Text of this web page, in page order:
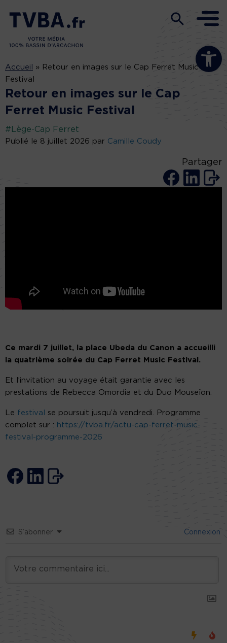
Ouvrir la
Accueil » Retour en images sur le Cap Ferret Music
Festival
Retour en images sur le Cap
Ferret Music Festival
#Lège-Cap Ferret
Publié le 8 juillet 2026 par Camille Coudy
Partager
Ce mardi 7 juillet, la place Ubeda du Canon a accueilli
la quatrième soirée du Cap Ferret Music Festival.
Et l’invitation au voyage était garantie avec les
prestations de Rebecca Omordia et du Duo Mouseîon.
Le festival
se poursuit jusqu’à vendredi. Programme
complet sur : https://tvba.fr/actu-cap-ferret-music-
festival-programme-2026
S’abonner Connexion